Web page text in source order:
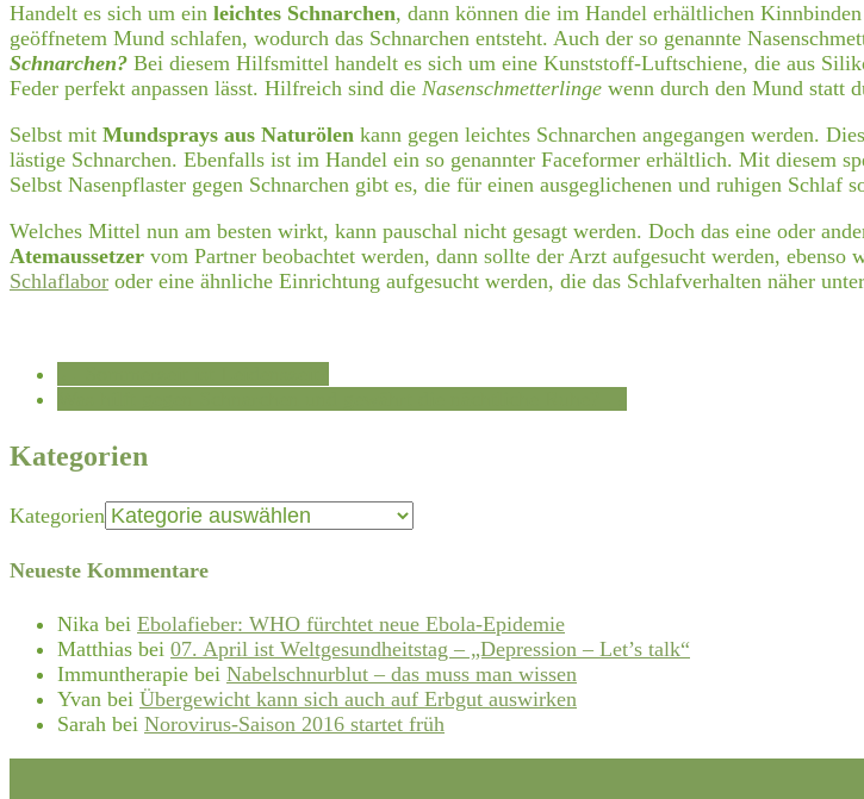
Handelt es sich um ein leichtes Schnarchen, dann können die im Handel erhältlichen
geöffnetem Mund schlafen, wodurch das Schnarchen entsteht. Auch der so genannte
Schnarchen? Bei diesem Hilfsmittel handelt es sich um eine Kunststoff-Luftschiene, die aus
Feder perfekt anpassen lässt. Hilfreich sind die Nasenschmetterlinge wenn durch den Mund statt
Selbst mit Mundsprays aus Naturölen kann gegen leichtes Schnarchen angegangen werden.
lästige Schnarchen. Ebenfalls ist im Handel ein so genannter Faceformer erhältlich. Mit diesem
Selbst Nasenpflaster gegen Schnarchen gibt es, die für einen ausgeglichenen und ruhigen Schlaf
Welches Mittel nun am besten wirkt, kann pauschal nicht gesagt werden. Doch das eine oder
Atemaussetzer vom Partner beobachtet werden, dann sollte der Arzt aufgesucht werden,
Schlaflabor oder eine ähnliche Einrichtung aufgesucht werden, die das Schlafverhalten näher
Kategorien
Kategorien
Neueste Kommentare
Nika bei Ebolafieber: WHO fürchtet neue Ebola-Epidemie
Matthias bei 07. April ist Weltgesundheitstag – „Depression – Let’s talk“
Immuntherapie bei Nabelschnurblut – das muss man wissen
Yvan bei Übergewicht kann sich auch auf Erbgut auswirken
Sarah bei Norovirus-Saison 2016 startet früh